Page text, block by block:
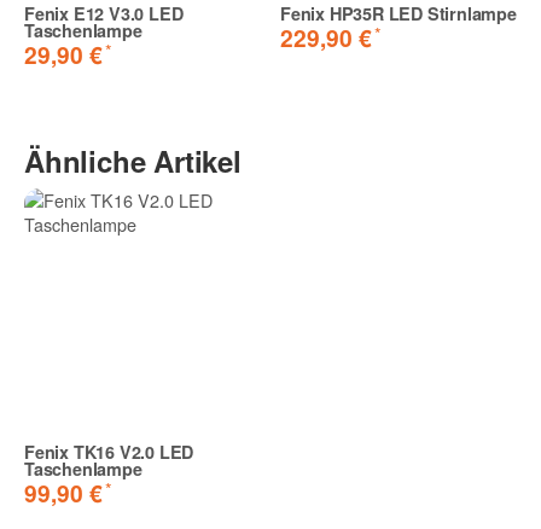
Fenix E12 V3.0 LED
Taschenlampe
29,90 €*
Fenix HP35R LED Stirnlampe
229,90 €*
Ähnliche Artikel
Fenix TK16 V2.0 LED
Taschenlampe
99,90 €*